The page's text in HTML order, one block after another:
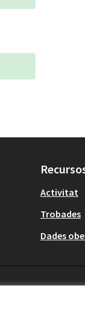
Activitat
Trobades
Dades